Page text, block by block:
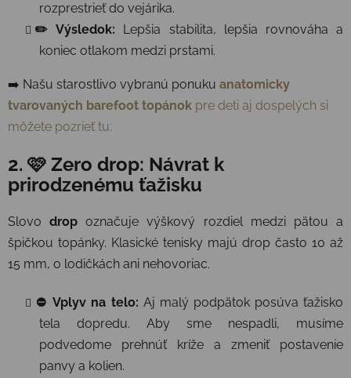
rozprestrieť do vejárika.
✏️ Výsledok: Lepšia stabilita, lepšia rovnováha a
koniec otlakom medzi prstami.
➡️ Našu starostlivo vybranú ponuku anatomicky
tvarovaných barefoot topánok pre deti aj dospelých si
môžete pozrieť tu:
2. 🩷 Zero drop: Návrat k
prirodzenému ťažisku
Slovodrop označuje výškový rozdiel medzi pätou a
špičkou topánky. Klasické tenisky majú drop často 10 až
15 mm, o lodičkách ani nehovoriac.
⛔ Vplyv na telo: Aj malý podpätok posúva ťažisko
tela dopredu. Aby sme nespadli, musíme
podvedome prehnúť kríže a zmeniť postavenie
panvy a kolien.